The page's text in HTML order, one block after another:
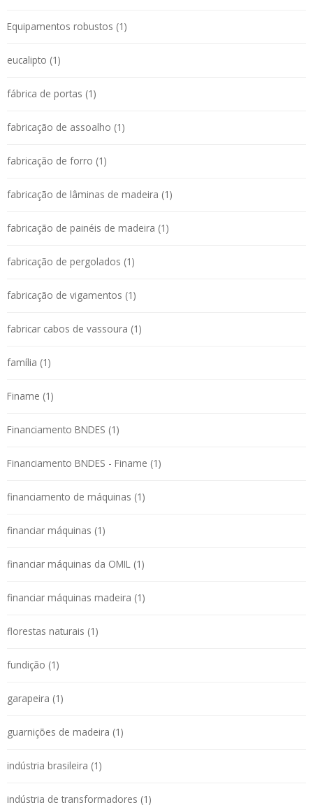
Equipamentos robustos (1)
eucalipto (1)
fábrica de portas (1)
fabricação de assoalho (1)
fabricação de forro (1)
fabricação de lâminas de madeira (1)
fabricação de painéis de madeira (1)
fabricação de pergolados (1)
fabricação de vigamentos (1)
fabricar cabos de vassoura (1)
família (1)
Finame (1)
Financiamento BNDES (1)
Financiamento BNDES - Finame (1)
financiamento de máquinas (1)
financiar máquinas (1)
financiar máquinas da OMIL (1)
financiar máquinas madeira (1)
florestas naturais (1)
fundição (1)
garapeira (1)
guarnições de madeira (1)
indústria brasileira (1)
indústria de transformadores (1)